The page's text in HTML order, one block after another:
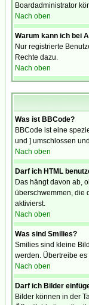
Boardadministrator
Nach oben
Warum kann ich bei
Nur registrierte
Rechte dazu.
Nach oben
Was ist BBCode?
BBCode ist eine
und ] umschlossen
Nach oben
Darf ich HTML
Das hängt davon ab,
überschwemmen, die
aktivierst.
Nach oben
Was sind Smilies?
Smilies sind kleine
werden. Übertreibe
Nach oben
Darf ich Bilder
Bilder können in der